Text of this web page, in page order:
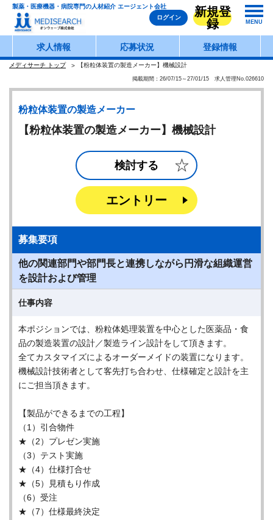
製薬・医療機器・病院専門の人材紹介 エージェント会社
ログイン
新規登
録
MENU
求人情報 応募状況 登録情報
メディサーチ トップ 【粉粒体装置の製造メーカー】機械設計
掲載期間：26/07/15～27/01/15 求人管理No.026610
粉粒体装置の製造メーカー
【粉粒体装置の製造メーカー】機械設計
検討する
エントリー
募集要項
他の関連部門や部門長と連携しながら円滑な組織運営
を設計および管理
仕事内容
本ポジションでは、粉粒体処理装置を中⼼とした医薬品・⾷
品の製造装置の設計／製造ライン設計をして頂きます。
全てカスタマイズによるオーダーメイドの装置になります。
機械設計技術者として客先打ち合わせ、仕様確定と設計を主
にご担当頂きます。
【製品ができるまでの⼯程】
（1）引合物件
★（2）プレゼン実施
（3）テスト実施
★（4）仕様打合せ
★（5）⾒積もり作成
（6）受注
★（7）仕様最終決定